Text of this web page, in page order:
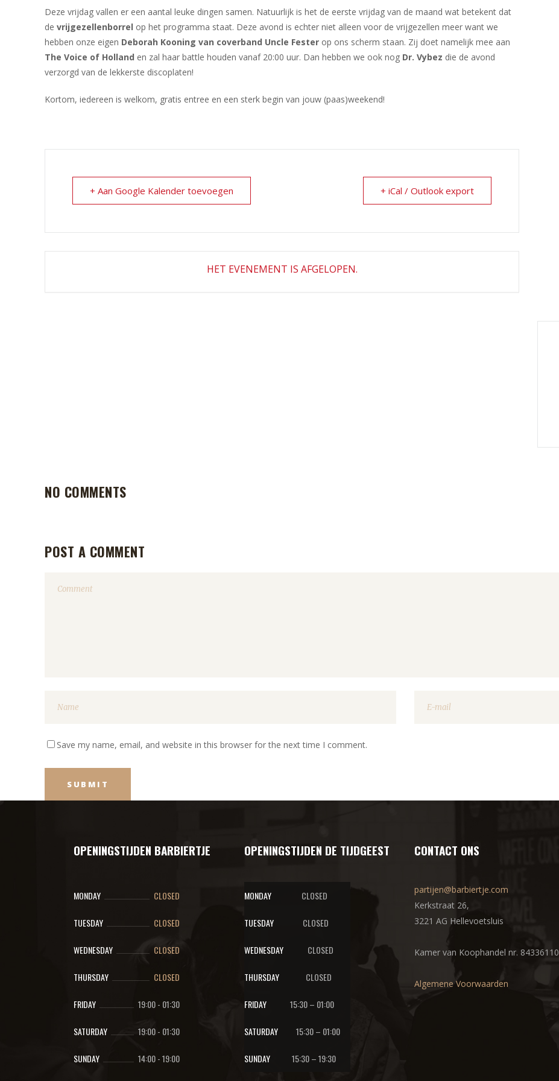
Deze vrijdag vallen er een aantal leuke dingen samen. Natuurlijk is het de eerste vrijdag van de maand wat betekent dat
de vrijgezellenborrel op het programma staat. Deze avond is echter niet alleen voor de vrijgezellen meer want we
hebben onze eigen Deborah Kooning van coverband Uncle Fester op ons scherm staan. Zij doet namelijk mee aan
The Voice of Holland en zal haar battle houden vanaf 20:00 uur. Dan hebben we ook nog Dr. Vybez die de avond
verzorgd van de lekkerste discoplaten!
Kortom, iedereen is welkom, gratis entree en een sterk begin van jouw (paas)weekend!
+ Aan Google Kalender toevoegen + iCal / Outlook export
HET EVENEMENT IS AFGELOPEN.
NO COMMENTS
POST A COMMENT
Save my name, email, and website in this browser for the next time I comment.
OPENINGSTIJDEN BARBIERTJE
MONDAY CLOSED
TUESDAY CLOSED
WEDNESDAY CLOSED
THURSDAY CLOSED
FRIDAY 19:00- 01:30
SATURDAY 19:00- 01:30
SUNDAY 14:00-19:00
OPENINGSTIJDEN DE TIJDGEEST
MONDAY CLOSED
TUESDAY CLOSED
WEDNESDAY CLOSED
THURSDAY CLOSED
FRIDAY 15:30 – 01:00
SATURDAY 15:30 – 01:00
SUNDAY 15:30 – 19:30
CONTACT ONS
partijen@barbiertje.com
Kerkstraat 26,
3221 AG Hellevoetsluis
Kamer van Koophandel nr. 84336110
Algemene Voorwaarden